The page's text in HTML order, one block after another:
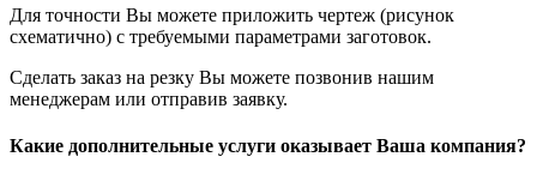
Для точности Вы можете приложить чертеж (рисунок
схематично) с требуемыми параметрами заготовок.
Сделать заказ на резку Вы можете позвонив нашим
менеджерам или отправив заявку.
Какие дополнительные услуги оказывает Ваша компания?